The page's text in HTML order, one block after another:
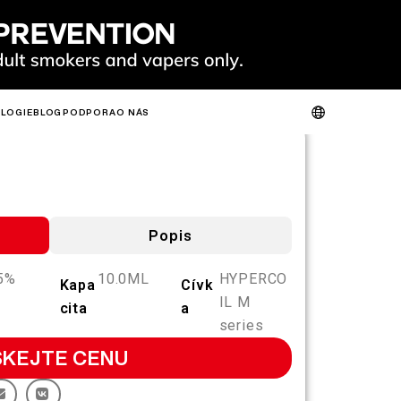
BLOG PODPORAO NÁS
FIT
Popis
Kapa
cita
10.0ML
Cívk
a
HYPERCO
IL M
series
CENU